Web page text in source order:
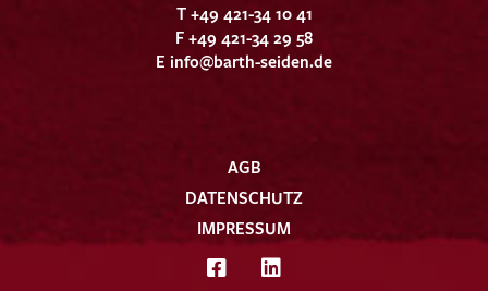
T +49 421-34 10 41
F +49 421-34 29 58
E info@barth-seiden.de
AGB
DATENSCHUTZ
IMPRESSUM